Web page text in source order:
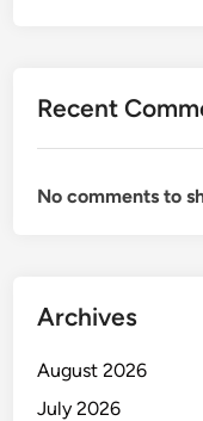
Recent
No comments to
Archives
August 2026
July 2026